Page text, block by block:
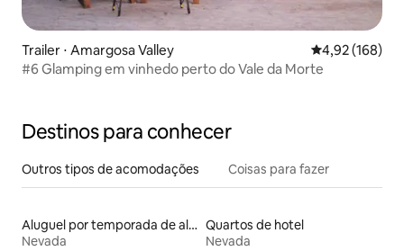
Trailer ⋅ Amargosa Valley 4,92 de uma
4,92 (168)
#6 Glamping em vinhedo perto do Vale da Morte
Destinos para conhecer
Outros tipos de acomodações Coisas para fazer
Aluguel por temporada de alojamentos ecológicos
Nevada
Quartos de hotel
Nevada